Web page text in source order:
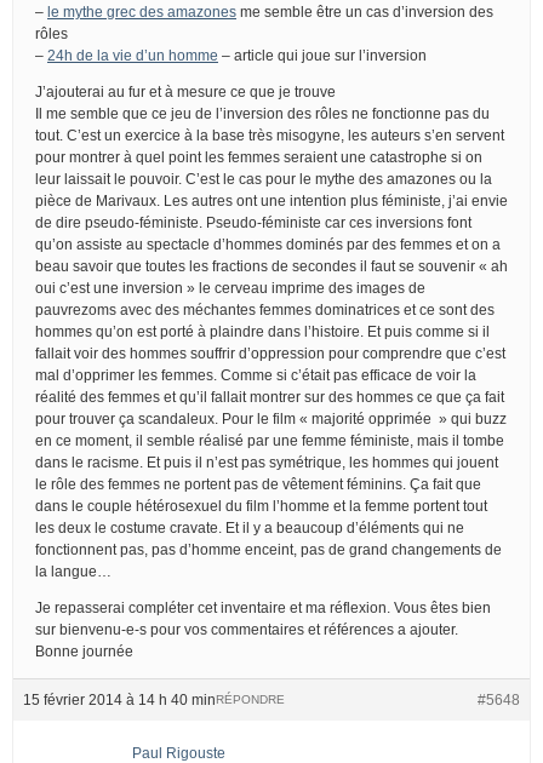
– le mythe grec des amazones me semble être un cas d’inversion des
rôles
– 24h de la vie d’un homme – article qui joue sur l’inversion
J’ajouterai au fur et à mesure ce que je trouve
Il me semble que ce jeu de l’inversion des rôles ne fonctionne pas du
tout. C’est un exercice à la base très misogyne, les auteurs s’en servent
pour montrer à quel point les femmes seraient une catastrophe si on
leur laissait le pouvoir. C’est le cas pour le mythe des amazones ou la
pièce de Marivaux. Les autres ont une intention plus féministe, j’ai envie
de dire pseudo-féministe. Pseudo-féministe car ces inversions font
qu’on assiste au spectacle d’hommes dominés par des femmes et on a
beau savoir que toutes les fractions de secondes il faut se souvenir « ah
oui c’est une inversion » le cerveau imprime des images de
pauvrezoms avec des méchantes femmes dominatrices et ce sont des
hommes qu’on est porté à plaindre dans l’histoire. Et puis comme si il
fallait voir des hommes souffrir d’oppression pour comprendre que c’est
mal d’opprimer les femmes. Comme si c’était pas efficace de voir la
réalité des femmes et qu’il fallait montrer sur des hommes ce que ça fait
pour trouver ça scandaleux. Pour le film « majorité opprimée » qui buzz
en ce moment, il semble réalisé par une femme féministe, mais il tombe
dans le racisme. Et puis il n’est pas symétrique, les hommes qui jouent
le rôle des femmes ne portent pas de vêtement féminins. Ça fait que
dans le couple hétérosexuel du film l’homme et la femme portent tout
les deux le costume cravate. Et il y a beaucoup d’éléments qui ne
fonctionnent pas, pas d’homme enceint, pas de grand changements de
la langue…
Je repasserai compléter cet inventaire et ma réflexion. Vous êtes bien
sur bienvenu-e-s pour vos commentaires et références a ajouter.
Bonne journée
15 février 2014 à 14 h 40 min #5648
RÉPONDRE
Paul Rigouste